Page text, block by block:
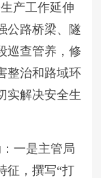
产工作延伸
公路桥梁、隧
巡查管养，修
整治和路域环
实解决安全生
一是主管局
征，撰写“打